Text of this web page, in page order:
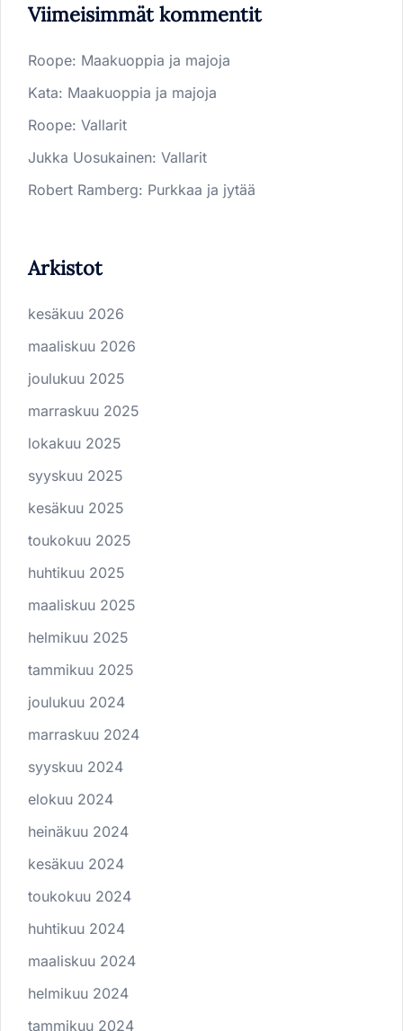
Viimeisimmät kommentit
Roope: Maakuoppia ja majoja
Kata: Maakuoppia ja majoja
Roope: Vallarit
Jukka Uosukainen: Vallarit
Robert Ramberg: Purkkaa ja jytää
Arkistot
kesäkuu 2026
maaliskuu 2026
joulukuu 2025
marraskuu 2025
lokakuu 2025
syyskuu 2025
kesäkuu 2025
toukokuu 2025
huhtikuu 2025
maaliskuu 2025
helmikuu 2025
tammikuu 2025
joulukuu 2024
marraskuu 2024
syyskuu 2024
elokuu 2024
heinäkuu 2024
kesäkuu 2024
toukokuu 2024
huhtikuu 2024
maaliskuu 2024
helmikuu 2024
tammikuu 2024